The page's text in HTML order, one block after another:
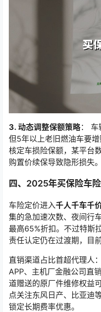
3. 动态调整保额策略： 车
但5年以上老旧燃油车要
核定车损险保额，某平台
购置价续保导致隐形损失。
四、2025年买保险车
车险定价进入千人千车千
集的急加速次数、夜间行
最高65%折扣。不过特斯
责任认定仍在过渡期，目
直销渠道占比首超代理人
APP、主机厂金融公司直
道赠送的原厂件维修权益
点关注东风日产、比亚迪
锁定长期费率优惠。